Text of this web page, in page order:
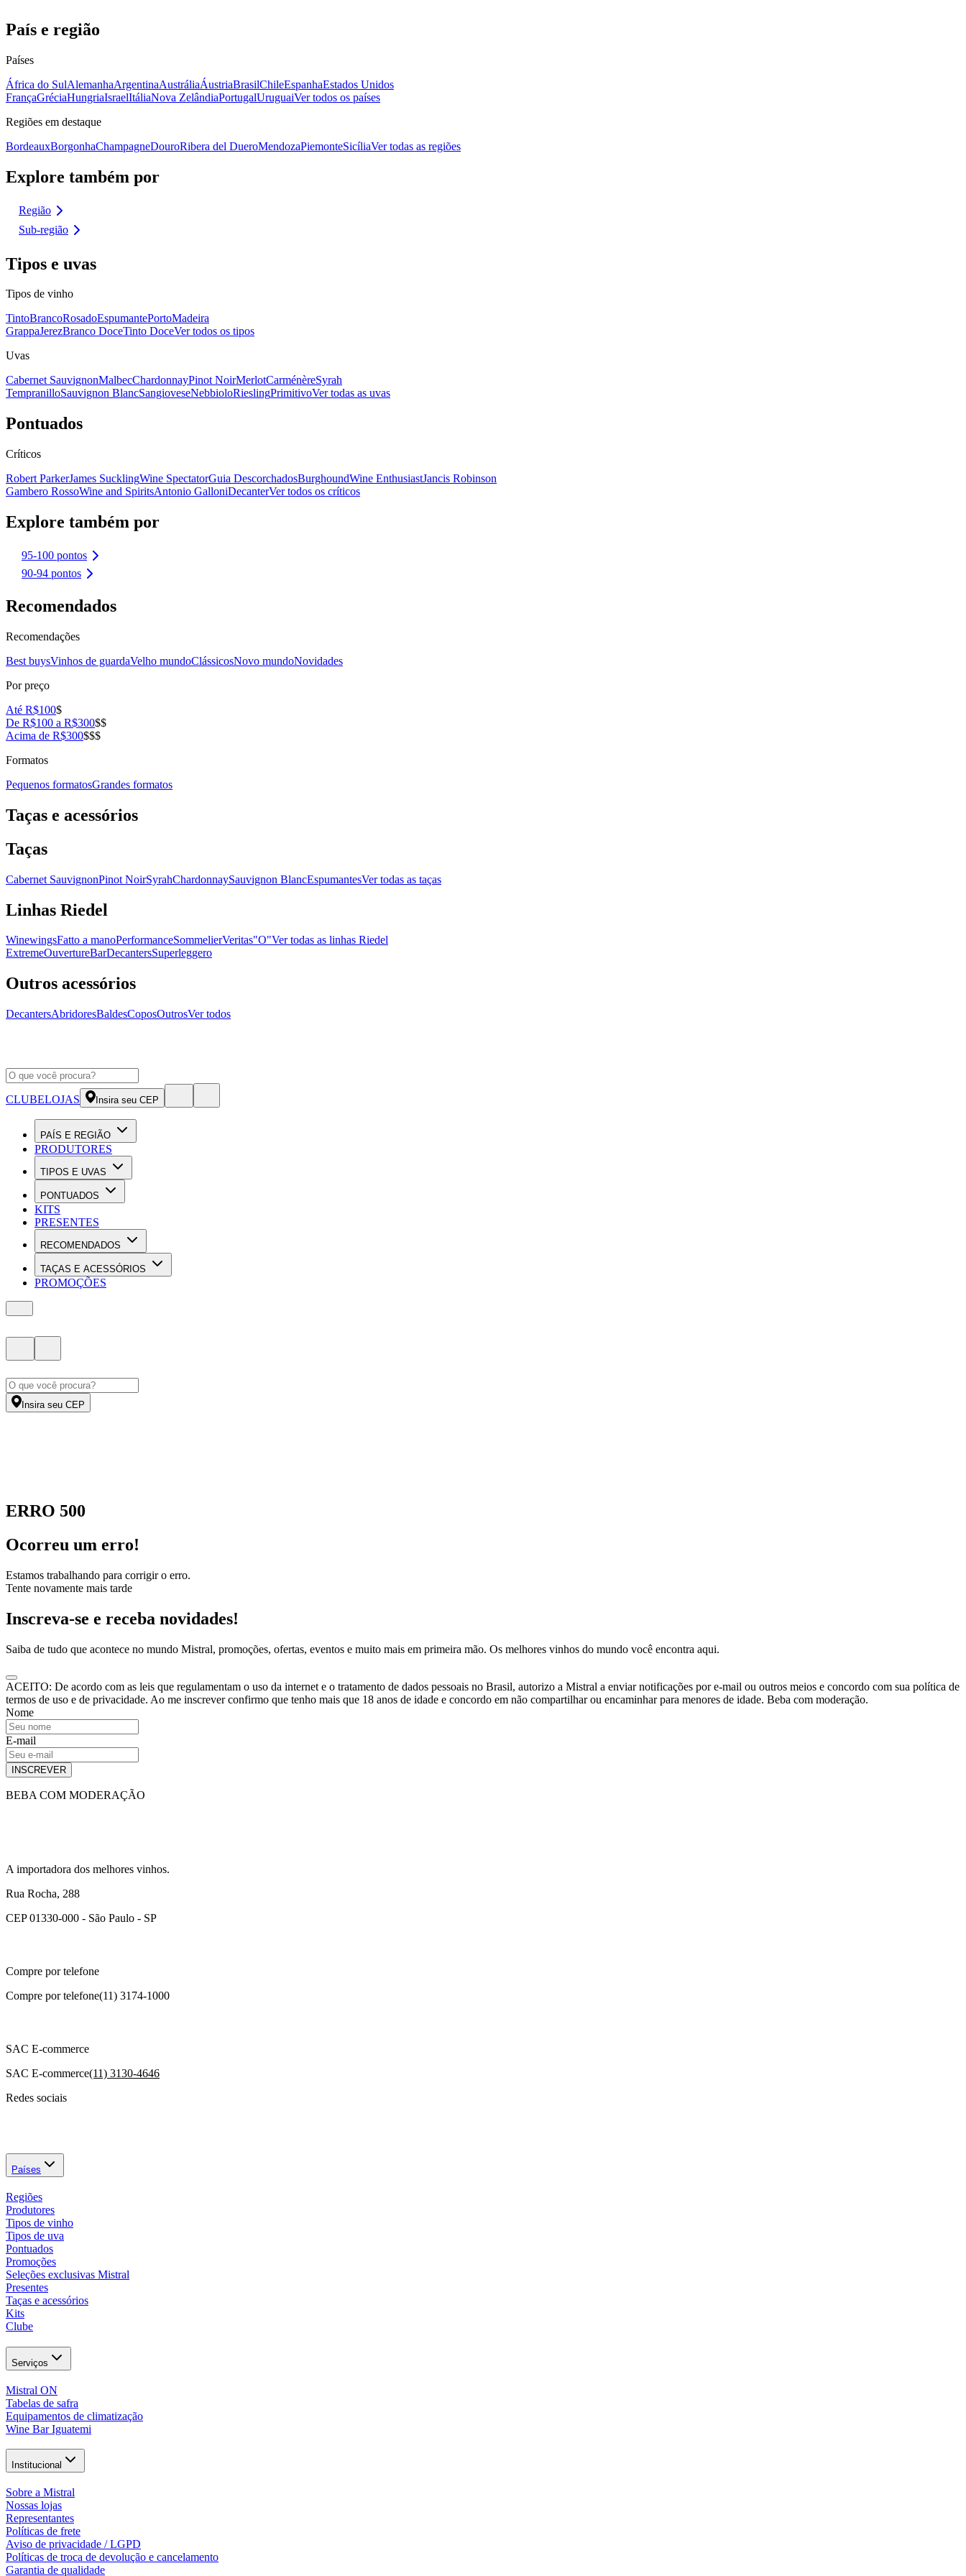
País e região
Países
África do SulAlemanhaArgentinaAustráliaÁustriaBrasilChileEspanhaEstados Unidos
FrançaGréciaHungriaIsraelItáliaNova ZelândiaPortugalUruguaiVer todos os países
Regiões em destaque
BordeauxBorgonhaChampagneDouroRibera del DueroMendozaPiemonteSicíliaVer todas as regiões
Explore também por
Região
Sub-região
Tipos e uvas
Tipos de vinho
TintoBrancoRosadoEspumantePortoMadeira
GrappaJerezBranco DoceTinto DoceVer todos os tipos
Uvas
Cabernet SauvignonMalbecChardonnayPinot NoirMerlotCarménèreSyrah
TempranilloSauvignon BlancSangioveseNebbioloRieslingPrimitivoVer todas as uvas
Pontuados
Críticos
Robert ParkerJames SucklingWine SpectatorGuia DescorchadosBurghoundWine EnthusiastJancis Robinson
Gambero RossoWine and SpiritsAntonio GalloniDecanterVer todos os críticos
Explore também por
95-100 pontos
90-94 pontos
Recomendados
Recomendações
Best buysVinhos de guardaVelho mundoClássicosNovo mundoNovidades
Por preço
Até R$100$
De R$100 a R$300$$
Acima de R$300$$$
Formatos
Pequenos formatosGrandes formatos
Taças e acessórios
Taças
Cabernet SauvignonPinot NoirSyrahChardonnaySauvignon BlancEspumantesVer todas as taças
Linhas Riedel
WinewingsFatto a manoPerformanceSommelierVeritas"O"Ver todas as linhas Riedel
ExtremeOuvertureBarDecantersSuperleggero
Outros acessórios
DecantersAbridoresBaldesCoposOutrosVer todos
CLUBELOJAS Insira seu CEP
PAÍS E REGIÃO
PRODUTORES
TIPOS E UVAS
PONTUADOS
KITS
PRESENTES
RECOMENDADOS
TAÇAS E ACESSÓRIOS
PROMOÇÕES
Insira seu CEP
ERRO 500
Ocorreu um erro!
Estamos trabalhando para corrigir o erro.
Tente novamente mais tarde
Inscreva-se e receba novidades!
Saiba de tudo que acontece no mundo Mistral, promoções, ofertas, eventos e muito mais em primeira mão. Os melhores vinhos do mundo você encontra aqui.
ACEITO: De acordo com as leis que regulamentam o uso da internet e o tratamento de dados pessoais no Brasil, autorizo a Mistral a enviar notificações por e-mail ou outros meios e concordo com sua política de
termos de uso e de privacidade. Ao me inscrever confirmo que tenho mais que 18 anos de idade e concordo em não compartilhar ou encaminhar para menores de idade. Beba com moderação.
Nome
E-mail
INSCREVER
BEBA COM MODERAÇÃO
A importadora dos melhores vinhos.
Rua Rocha, 288
CEP 01330-000 - São Paulo - SP
Compre por telefone
Compre por telefone(11) 3174-1000
SAC E-commerce
SAC E-commerce(11) 3130-4646
Redes sociais
Países
Regiões
Produtores
Tipos de vinho
Tipos de uva
Pontuados
Promoções
Seleções exclusivas Mistral
Presentes
Taças e acessórios
Kits
Clube
Serviços
Mistral ON
Tabelas de safra
Equipamentos de climatização
Wine Bar Iguatemi
Institucional
Sobre a Mistral
Nossas lojas
Representantes
Políticas de frete
Aviso de privacidade / LGPD
Políticas de troca de devolução e cancelamento
Garantia de qualidade